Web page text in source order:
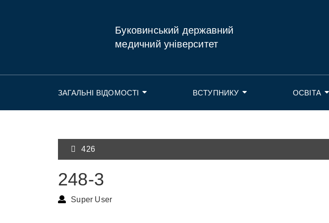
Буковинський державний
медичний університет
ЗАГАЛЬНІ ВІДОМОСТІ ВСТУПНИКУ ОСВІТА
426
248-3
Super User